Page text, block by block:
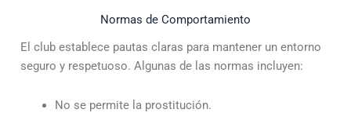
Normas de Comportamiento
El club establece pautas claras para mantener un entorno
seguro y respetuoso. Algunas de las normas incluyen:
No se permite la prostitución.